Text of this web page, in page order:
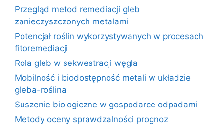
Przegląd metod remediacji gleb
zanieczyszczonych metalami
Potencjał roślin wykorzystywanych w procesach
fitoremediacji
Rola gleb w sekwestracji węgla
Mobilność i biodostępność metali w układzie
gleba-roślina
Suszenie biologiczne w gospodarce odpadami
Metody oceny sprawdzalności prognoz